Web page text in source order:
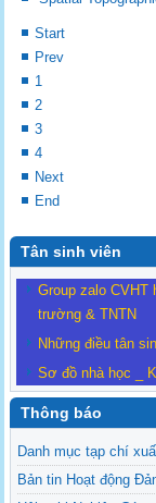
Start
Prev
1
2
3
4
Next
End
Tân sinh viên
Group zalo CVHT
trường & TNTN
Những điều tân
Sơ đồ nhà học _
Thông báo
Danh mục tạp chí
Bản tin Hoạt động